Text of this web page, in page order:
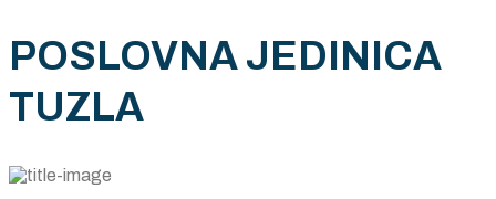
POSLOVNA JEDINICA
TUZLA